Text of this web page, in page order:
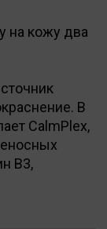
на кожу два
В
CalmPlex,
B3,